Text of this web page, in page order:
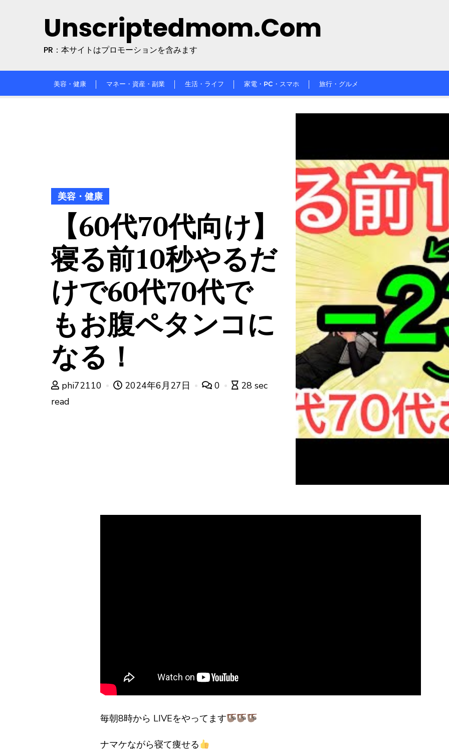
Unscriptedmom.com
PR：本サイトはプロモーションを含みます
美容・健康 マネー・資産・副業 生活・ライフ 家電・PC・スマホ 旅行・グルメ
美容・健康
【60代70代向け】
寝る前10秒やるだ
けで60代70代で
もお腹ペタンコに
なる！
phi72110 2024年6月27日 0
28 sec
read
毎朝8時から LIVEをやってます
ナマケながら寝て痩せる